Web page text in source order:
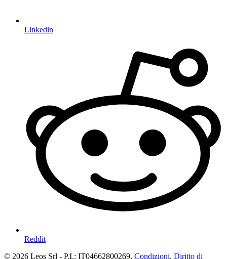
Linkedin
Reddit
© 2026 Leos Srl - P.I.: IT04662800269. Condizioni. Diritto di